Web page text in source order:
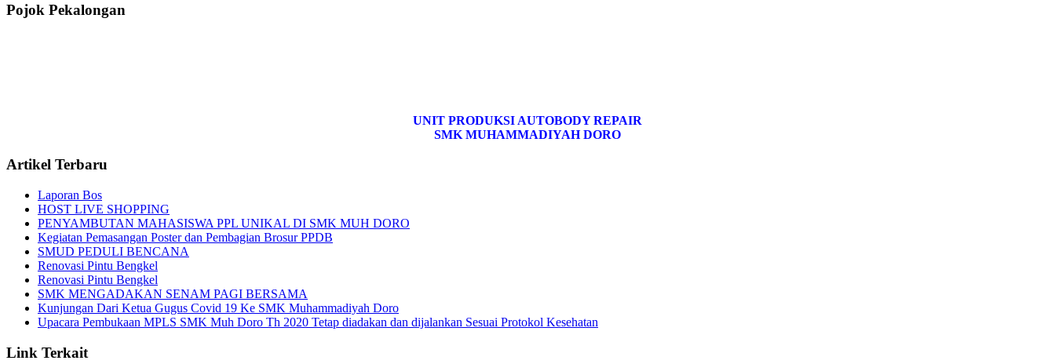
Pojok Pekalongan
UNIT PRODUKSI AUTOBODY REPAIR
SMK MUHAMMADIYAH DORO
Artikel Terbaru
Laporan Bos
HOST LIVE SHOPPING
PENYAMBUTAN MAHASISWA PPL UNIKAL DI SMK MUH DORO
Kegiatan Pemasangan Poster dan Pembagian Brosur PPDB
SMUD PEDULI BENCANA
Renovasi Pintu Bengkel
Renovasi Pintu Bengkel
SMK MENGADAKAN SENAM PAGI BERSAMA
Kunjungan Dari Ketua Gugus Covid 19 Ke SMK Muhammadiyah Doro
Upacara Pembukaan MPLS SMK Muh Doro Th 2020 Tetap diadakan dan dijalankan Sesuai Protokol Kesehatan
Link Terkait